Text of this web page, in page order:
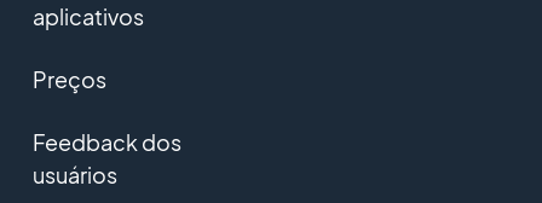
aplicativos
Preços
Feedback dos
usuários